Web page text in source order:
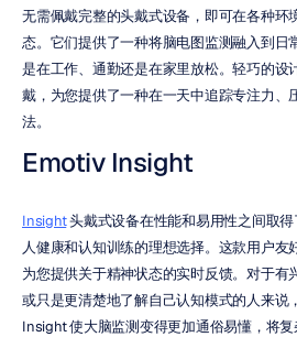
无需佩戴完整的头戴式设备，即可在各种环
态。它们提供了一种将脑电图监测融入到日
是在工作、通勤还是在家里放松。轻巧的设
戴，为您提供了一种在一天中追踪专注力、
法。
Emotiv Insight
Insight 头戴式设备在性能和易用性之间取
人健康和认知训练的理想选择。这款用户友
为您提供关于精神状态的实时反馈。对于有
或只是更清楚地了解自己认知模式的人来说
Insight 使大脑监测变得更加通俗易懂，将